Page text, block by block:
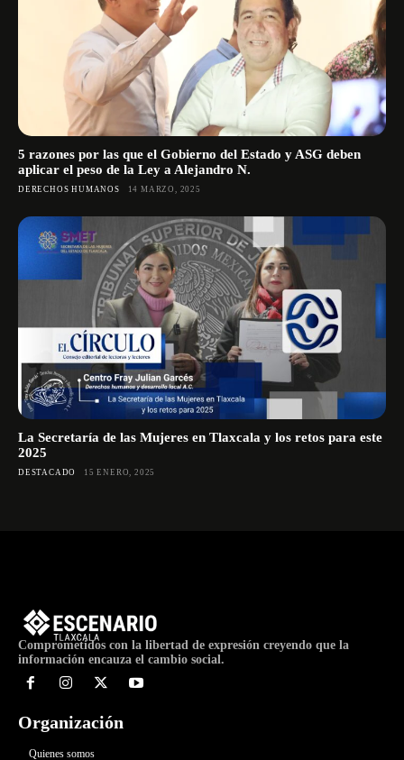
5 razones por las que el Gobierno del Estado y ASG deben
aplicar el peso de la Ley a Alejandro N.
DERECHOS HUMANOS 14 MARZO, 2025
La Secretaría de las Mujeres en Tlaxcala y los retos para este
2025
DESTACADO 15 ENERO, 2025
Comprometidos con la libertad de expresión creyendo que la
información encauza el cambio social.
Organización
Quienes somos